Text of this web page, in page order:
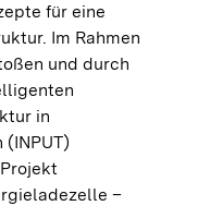
für eine
Im Rahmen
und durch
in
–